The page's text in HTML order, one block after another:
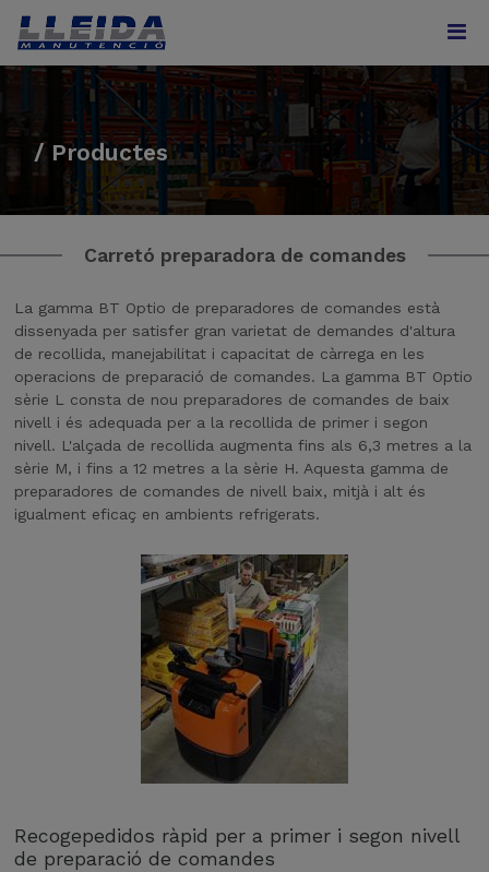
/ Productes
Carretó preparadora de comandes
La gamma BT Optio de preparadores de comandes està
dissenyada per satisfer gran varietat de demandes d'altura
de recollida, manejabilitat i capacitat de càrrega en les
operacions de preparació de comandes. La gamma BT Optio
sèrie L consta de nou preparadores de comandes de baix
nivell i és adequada per a la recollida de primer i segon
nivell. L'alçada de recollida augmenta fins als 6,3 metres a la
sèrie M, i fins a 12 metres a la sèrie H. Aquesta gamma de
preparadores de comandes de nivell baix, mitjà i alt és
igualment eficaç en ambients refrigerats.
Recogepedidos ràpid per a primer i segon nivell
de preparació de comandes